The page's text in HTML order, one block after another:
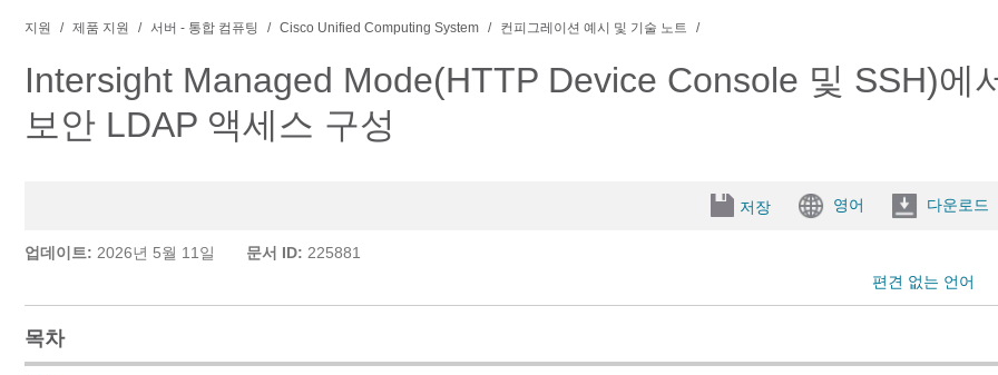
지원 제품 지원 서버 - 통합 컴퓨팅 Cisco Unified Computing System 컨피그레이션 예시 및 기술 노트
Intersight Managed Mode(HTTP Device Console 및 SSH)에
보안 LDAP 액세스 구성
저장 영어 다운로드
업데이트: 2026년 5월 11일 문서 ID: 225881
편견 없는 언어
목차